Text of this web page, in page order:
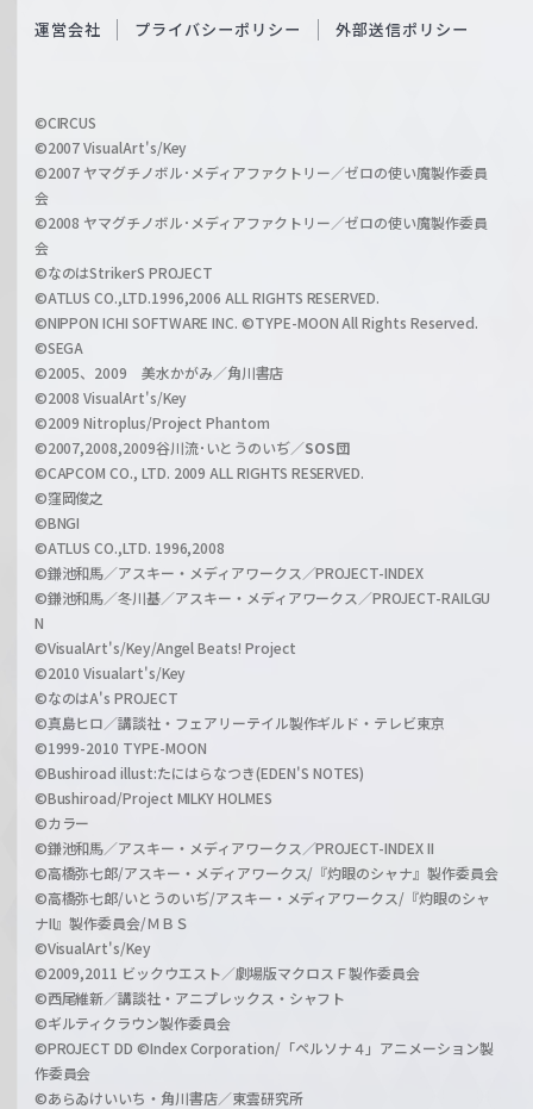
c
a
r
z
O
i
l
h
a
n
l
運営会社 プライバシーポリシー 外部送信ポリシー
©CIRCUS
©2007 VisualArt's/Key
©2007 ヤマグチノボル･メディアファクトリー／ゼロの使い魔製作委員
会
©2008 ヤマグチノボル･メディアファクトリー／ゼロの使い魔製作委員
会
©なのはStrikerS PROJECT
©ATLUS CO.,LTD.1996,2006 ALL RIGHTS RESERVED.
©NIPPON ICHI SOFTWARE INC. ©TYPE-MOON All Rights Reserved.
©SEGA
©2005、2009 美水かがみ／角川書店
©2008 VisualArt's/Key
©2009 Nitroplus/Project Phantom
©2007,2008,2009谷川流･いとうのいぢ／SOS団
©CAPCOM CO., LTD. 2009 ALL RIGHTS RESERVED.
©窪岡俊之
©BNGI
©ATLUS CO.,LTD. 1996,2008
©鎌池和馬／アスキー・メディアワークス／PROJECT-INDEX
©鎌池和馬／冬川基／アスキー・メディアワークス／PROJECT-RAILGU
N
©VisualArt's/Key/Angel Beats! Project
©2010 Visualart's/Key
©なのはA's PROJECT
©真島ヒロ／講談社・フェアリーテイル製作ギルド・テレビ東京
©1999-2010 TYPE-MOON
©Bushiroad illust:たにはらなつき(EDEN'S NOTES)
©Bushiroad/Project MILKY HOLMES
©カラー
©鎌池和馬／アスキー・メディアワークス／PROJECT-INDEX II
©高橋弥七郎/アスキー・メディアワークス/『灼眼のシャナ』製作委員会
©高橋弥七郎/いとうのいぢ/アスキー・メディアワークス/『灼眼のシャ
ナII』製作委員会/ＭＢＳ
©VisualArt's/Key
©2009,2011 ビックウエスト／劇場版マクロスＦ製作委員会
©西尾維新／講談社・アニプレックス・シャフト
©ギルティクラウン製作委員会
©PROJECT DD ©Index Corporation/「ペルソナ４」アニメーション製
作委員会
©あらゐけいいち・角川書店／東雲研究所